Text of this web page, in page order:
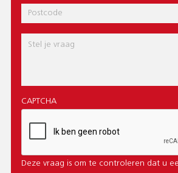
Postcode
Bericht
CAPTCHA
Deze vraag is om te controleren dat u